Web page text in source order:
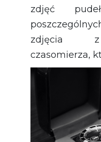
zdjęć
zdjęcia z
czasomierza,